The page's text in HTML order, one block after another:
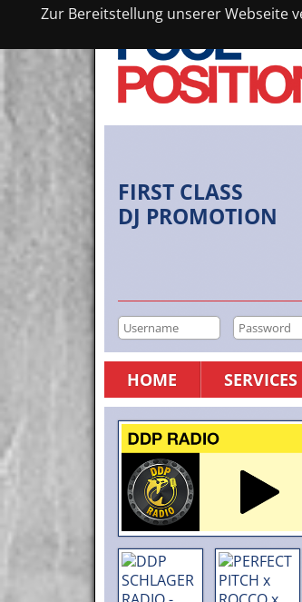
Zur Bereitstellung unserer Webseite
FIRST CLASS
DJ PROMOTION
HOME SERVICES